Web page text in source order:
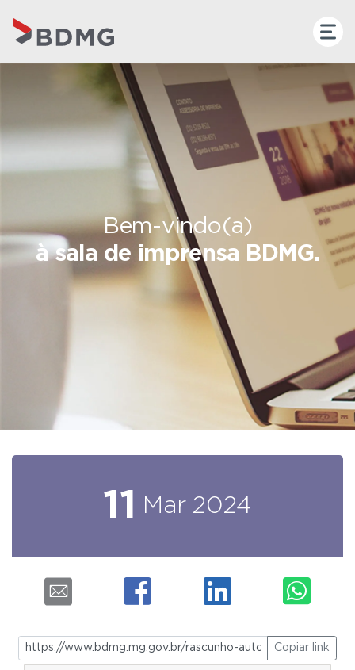
Bem-vindo(a)
à sala de imprensa BDMG.
11 Mar 2024
Copiar link